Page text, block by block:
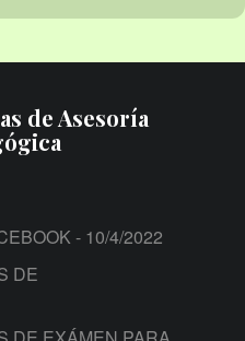
de Asesoría
- 10/4/2022
DE